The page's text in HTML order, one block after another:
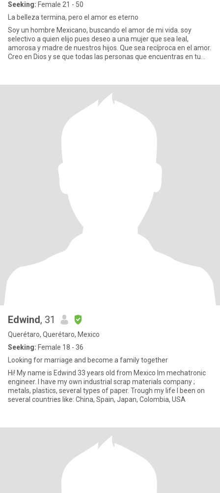
Seeking: Female 21 - 50
La belleza termina, pero el amor es eterno
Soy un hombre Mexicano, buscando el amor de mi vida. soy
selectivo a quien elijo pues deseo a una mujer que sea leal,
amorosa y madre de nuestros hijos. Que sea recíproca en el amor.
Creo en Dios y se que todas las personas que encuentras en tu
Edwind, 31
Querétaro, Querétaro, Mexico
Seeking: Female 18 - 36
Looking for marriage and become a family together
Hi! My name is Edwind 33 years old from Mexico Im mechatronic
engineer. I have my own industrial scrap materials company ;
metals, plastics, several types of paper. Trough my life I been on
several countries like: China, Spain, Japan, Colombia, USA